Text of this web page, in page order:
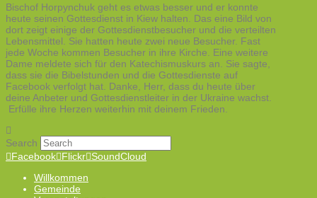
Bischof Horpynchuk geht es etwas besser und er konnte
heute seinen Gottesdienst in Kiew halten. Das eine Bild von
dort zeigt einige der Gottesdienstbesucher und die verteilten
Lebensmittel. Sie hatten heute zwei neue Besucher. Fast
jede Woche kommen Besucher in ihre Kirche. Eine weitere
Dame meldete sich für den Katechismuskurs an. Sie sagte,
dass sie die Bibelstunden und die Gottesdienste auf
Facebook verfolgt hat. Danke, Herr, dass du heute über
deine Anbeter und Gottesdienstleiter in der Ukraine wachst.
Erfülle ihre Herzen weiterhin mit deinem Frieden.
Search
Facebook Flickr SoundCloud
Willkommen
Gemeinde